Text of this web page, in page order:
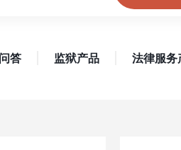
答 监狱产品 法律服务